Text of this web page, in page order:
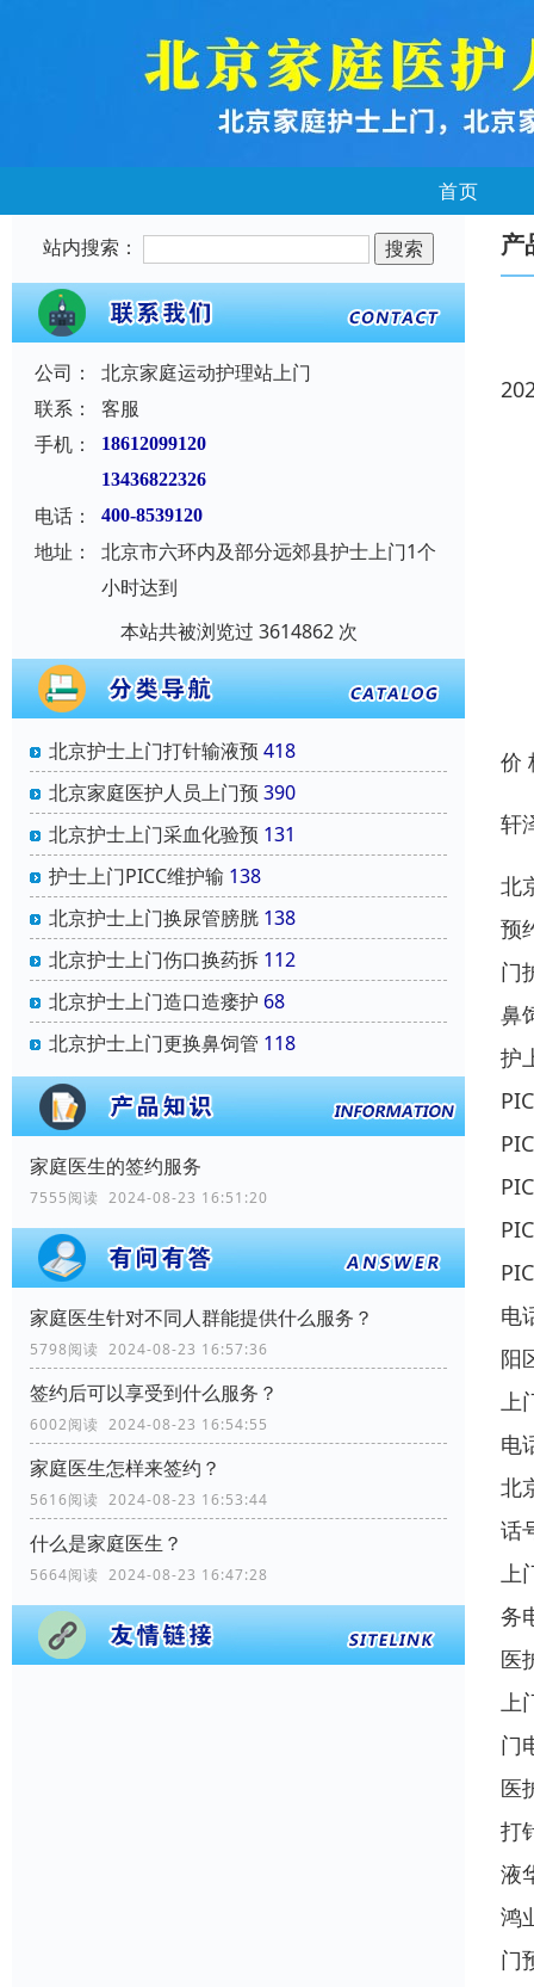
首页
站内搜索：
公司：
北京家庭运动护理站上门
联系：
客服
手机：
18612099120
13436822326
电话： 400-8539120
地址：
北京市六环内及部分远郊县护士上门1个
小时达到
本站共被浏览过 3614862 次
北京护士上门打针输液预 418
北京家庭医护人员上门预 390
北京护士上门采血化验预 131
护士上门PICC维护输 138
北京护士上门换尿管膀胱 138
北京护士上门伤口换药拆 112
北京护士上门造口造瘘护 68
北京护士上门更换鼻饲管 118
家庭医生的签约服务
7555阅读 2024-08-23 16:51:20
家庭医生针对不同人群能提供什么服务？
5798阅读 2024-08-23 16:57:36
签约后可以享受到什么服务？
6002阅读 2024-08-23 16:54:55
家庭医生怎样来签约？
5616阅读 2024-08-23 16:53:44
什么是家庭医生？
5664阅读 2024-08-23 16:47:28
产
价
轩
北
预
门
鼻
护
电
阳
上
电
北
话
上
务
医
上
门
医
打
液
鸿
门